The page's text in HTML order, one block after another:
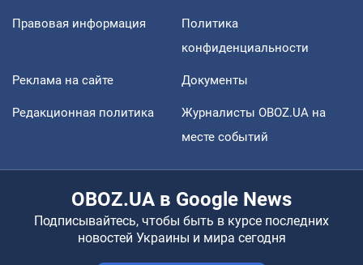
Правовая информация
Политика
конфиденциальности
Реклама на сайте Документы
Редакционная политика
Журналисты OBOZ.UA на
месте событий
OBOZ.UA в Google News
Подписывайтесь, чтобы быть в курсе последних
новостей Украины и мира сегодня